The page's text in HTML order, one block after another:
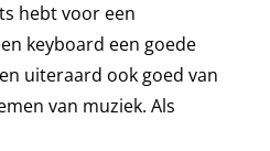
hebt voor een
keyboard een goede
uiteraard ook goed van
van muziek. Als